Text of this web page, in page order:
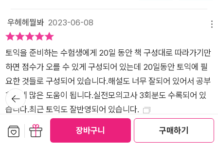
장바구니 구매하기
우헤헤뭘봐2023-06-08
토익을 준비하는 수험생에게 20일 동안 책 구성대로 따라가기만
하면 점수가 오를 수 있게 구성되어 있는데 20일동안 토익에 필
요한 것들로 구성되어 있습니다.해설도 너무 잘되어 있어서 공부
하는데 많은 도움이 됩니다.실전모의고사 3회분도 수록되어 있
습니다.최근 토익도 잘반영되어 있습니다.
공감 ( 0)댓글 (0)
뒤로가
기